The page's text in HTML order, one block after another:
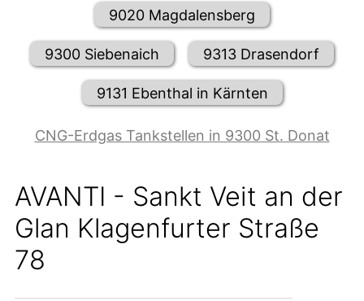
9020 Magdalensberg
9300 Siebenaich 9313 Drasendorf
9131 Ebenthal in Kärnten
CNG-Erdgas Tankstellen in 9300 St. Donat
AVANTI - Sankt Veit an der
Glan Klagenfurter Straße
78